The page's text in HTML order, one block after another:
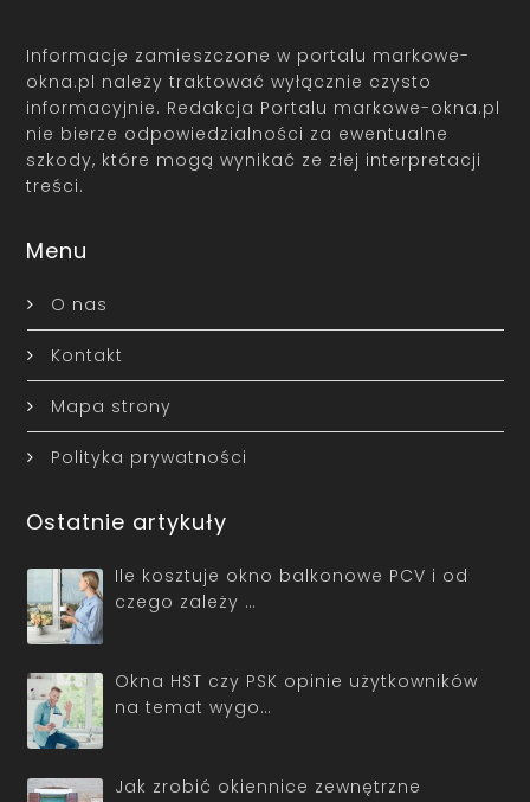
Informacje zamieszczone w portalu markowe-
okna.pl należy traktować wyłącznie czysto
informacyjnie. Redakcja Portalu markowe-okna.pl
nie bierze odpowiedzialności za ewentualne
szkody, które mogą wynikać ze złej interpretacji
treści.
Menu
O nas
Kontakt
Mapa strony
Polityka prywatności
Ostatnie artykuły
Ile kosztuje okno balkonowe PCV i od
czego zależy …
Okna HST czy PSK opinie użytkowników
na temat wygo…
Jak zrobić okiennice zewnętrzne